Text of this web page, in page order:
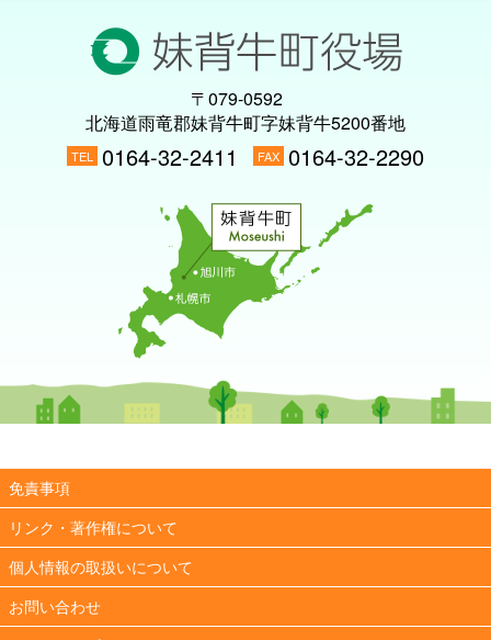
〒079-0592
北海道雨竜郡妹背牛町字妹背牛5200番地
TEL 0164-32-2411 FAX 0164-32-2290
免責事項
リンク・著作権について
個人情報の取扱いについて
お問い合わせ